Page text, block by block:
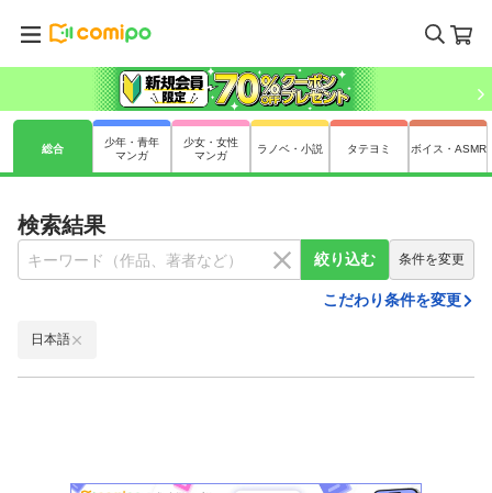
総合
少年・青年
マンガ
少女・女性
マンガ
ラノベ・小説 タテヨミ ボイス・ASMR
検索結果
絞り込む 条件を変更
こだわり条件を変更
日本語